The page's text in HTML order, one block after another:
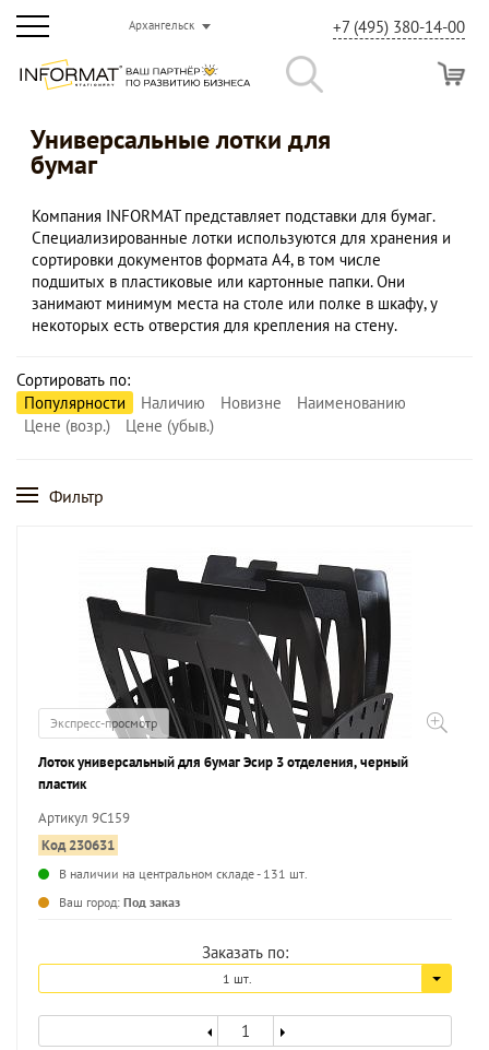
Архангельск +7 (495) 380-14-00
Универсальные лотки для
бумаг
Компания INFORMAT представляет подставки для бумаг.
Специализированные лотки используются для хранения и
сортировки документов формата А4, в том числе
подшитых в пластиковые или картонные папки. Они
занимают минимум места на столе или полке в шкафу, у
некоторых есть отверстия для крепления на стену.
Сортировать по:
Популярности
Наличию Новизне
Наименованию
Цене (возр.)
Цене (убыв.)
Фильтр
Экспресс-просмотр
Лоток универсальный для бумаг Эсир 3 отделения, черный
пластик
Артикул 9С159
Код 230631
В наличии на центральном складе - 131 шт.
Ваш город: Под заказ
Заказать по:
1 шт.